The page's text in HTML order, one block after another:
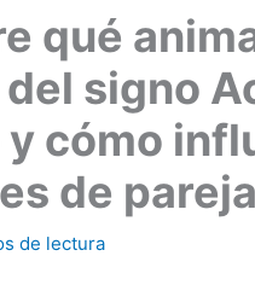
qué
signo
cómo
de pareja
de lectura